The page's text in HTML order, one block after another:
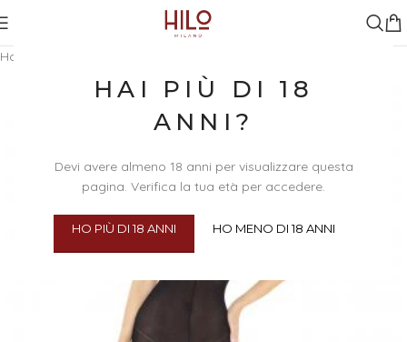
HAI PIÙ DI 18
ANNI?
Devi avere almeno 18 anni per visualizzare questa
pagina. Verifica la tua età per accedere.
HO PIÙ DI 18 ANNI HO MENO DI 18 ANNI
Home